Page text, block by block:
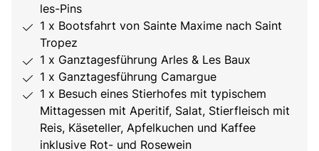
les-Pins
1 x Bootsfahrt von Sainte Maxime nach Saint
Tropez
1 x Ganztagesführung Arles & Les Baux
1 x Ganztagesführung Camargue
1 x Besuch eines Stierhofes mit typischem
Mittagessen mit Aperitif, Salat, Stierfleisch mit
Reis, Käseteller, Apfelkuchen und Kaffee
inklusive Rot- und Rosewein